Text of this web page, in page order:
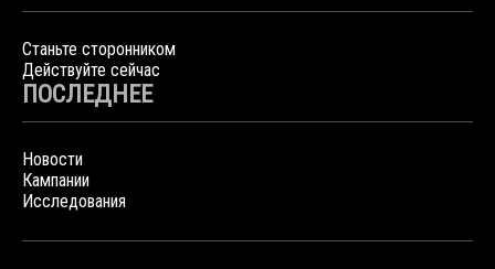
Станьте сторонником
Действуйте сейчас
ПОСЛЕДНЕЕ
Новости
Кампании
Исследования